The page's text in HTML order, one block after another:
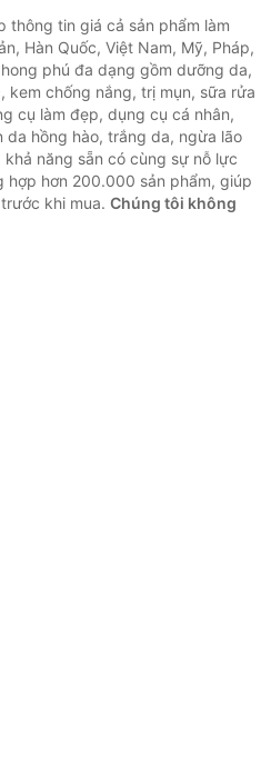
thông tin giá cả sản phẩm làm
Hàn Quốc, Việt Nam, Mỹ, Pháp,
phú đa dạng gồm dưỡng da,
chống nắng, trị mụn, sữa rửa
cụ làm đẹp, dụng cụ cá nhân,
da hồng hào, trắng da, ngừa lão
năng sẵn có cùng sự nỗ lực
hơn 200.000 sản phẩm, giúp
khi mua. Chúng tôi không